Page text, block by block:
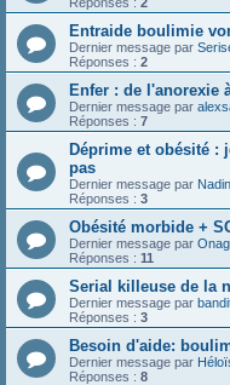
Entraide boulimie
Dernier message par
Réponses : 2
Enfer : de l'anorexie
Dernier message par
Réponses : 7
Déprime et obésité :
pas
Dernier message par
Réponses : 3
Obésité morbide +
Dernier message par
Réponses : 11
Serial killeuse de la
Dernier message par
Réponses : 3
Besoin d'aide:
Dernier message par
Réponses : 8